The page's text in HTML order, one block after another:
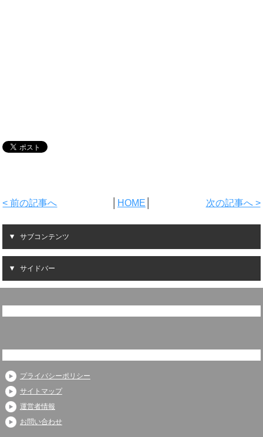
< 前の記事へ HOME 次の記事へ >
サブコンテンツ
サイドバー
プライバシーポリシー
サイトマップ
運営者情報
お問い合わせ